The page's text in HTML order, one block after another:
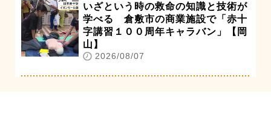
いざという時の救命の知識と技術が
学べる 倉敷市の商業施設で「赤十
字講習１００周年キャラバン」【岡
山】
2026/08/07